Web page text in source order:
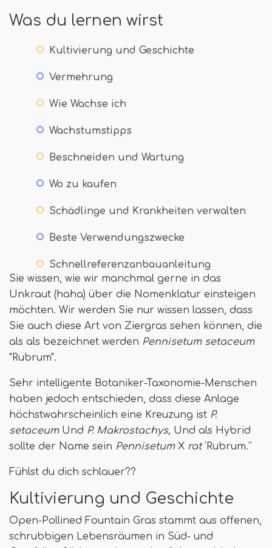
Was du lernen wirst
Kultivierung und Geschichte
Vermehrung
Wie Wachse ich
Wachstumstipps
Beschneiden und Wartung
Wo zu kaufen
Schädlinge und Krankheiten verwalten
Beste Verwendungszwecke
Schnellreferenzanbauanleitung
Sie wissen, wie wir manchmal gerne in das
Unkraut (haha) über die Nomenklatur einsteigen
möchten. Wir werden Sie nur wissen lassen, dass
Sie auch diese Art von Ziergras sehen können, die
als als bezeichnet werden Pennisetum setaceum
"Rubrum".
Sehr intelligente Botaniker-Taxonomie-Menschen
haben jedoch entschieden, dass diese Anlage
höchstwahrscheinlich eine Kreuzung ist P.
setaceumUnd P. Makrostachys, Und als Hybrid
sollte der Name sein Pennisetum X rat'Rubrum.''
Fühlst du dich schlauer??
Kultivierung und Geschichte
Open-Pollined Fountain Gras stammt aus offenen,
schrubbigen Lebensräumen in Süd- und